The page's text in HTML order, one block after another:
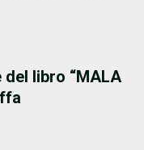
libro “MALA